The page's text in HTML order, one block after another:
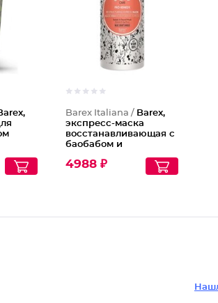
мл
Barex Italiana / Barex,
экспресс-маска
восстанавливающая с
баобабом и
желобчатой Joc Care,
4988 ₽